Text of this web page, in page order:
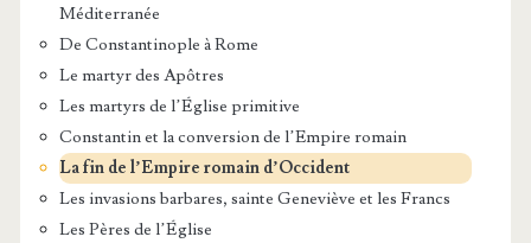
Méditerranée
De Constantinople à Rome
Le martyr des Apôtres
Les martyrs de l’Église primitive
Constantin et la conversion de l’Empire romain
La fin de l’Empire romain d’Occident
Les invasions barbares, sainte Geneviève et les Francs
Les Pères de l’Église